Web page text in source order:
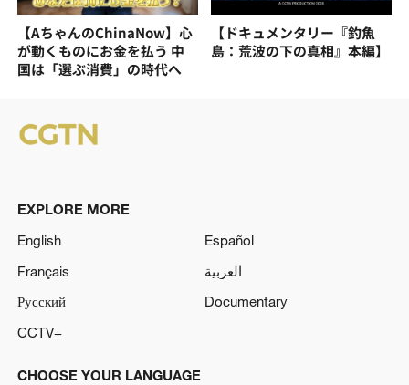
【AちゃんのChinaNow】心
が動くものにお金を払う 中
国は「選ぶ消費」の時代へ
【ドキュメンタリー『釣魚
島：荒波の下の真相』本編】
EXPLORE MORE
English
Español
Français
العربية
Русский
Documentary
CCTV+
CHOOSE YOUR LANGUAGE